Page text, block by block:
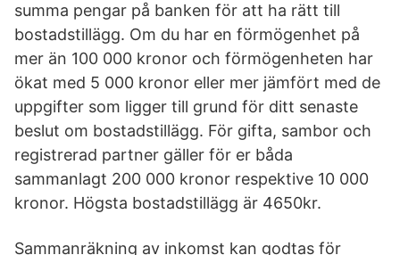
summa pengar på banken för att ha rätt till
bostadstillägg. Om du har en förmögenhet på
mer än 100 000 kronor och förmögenheten har
ökat med 5 000 kronor eller mer jämfört med de
uppgifter som ligger till grund för ditt senaste
beslut om bostadstillägg. För gifta, sambor och
registrerad partner gäller för er båda
sammanlagt 200 000 kronor respektive 10 000
kronor. Högsta bostadstillägg är 4650kr.
Sammanräkning av inkomst kan godtas för